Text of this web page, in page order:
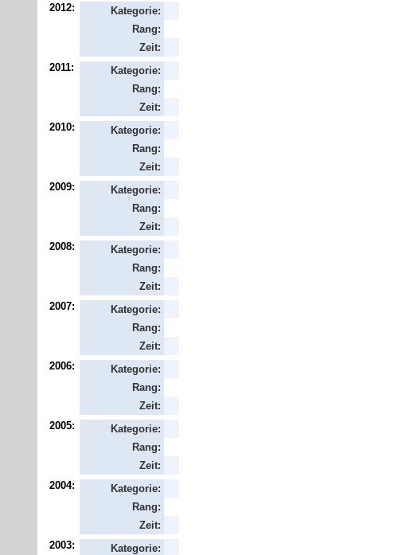
2012:
Kategorie:
Rang:
Zeit:
2011:
Kategorie:
Rang:
Zeit:
2010:
Kategorie:
Rang:
Zeit:
2009:
Kategorie:
Rang:
Zeit:
2008:
Kategorie:
Rang:
Zeit:
2007:
Kategorie:
Rang:
Zeit:
2006:
Kategorie:
Rang:
Zeit:
2005:
Kategorie:
Rang:
Zeit:
2004:
Kategorie:
Rang:
Zeit:
2003:
Kategorie: